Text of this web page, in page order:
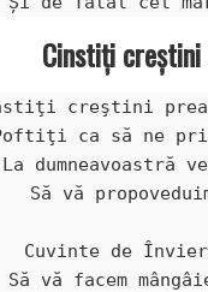
Cinstiţi creştini
creştini
ca să ne
La dumneavoastră
Să vă
Cuvinte de
Să vă facem